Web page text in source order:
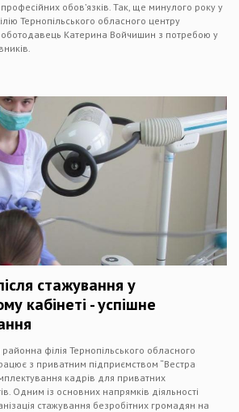
обов’язків. Так, ще минулого року у
Тернопільського обласного центру
Катерина Войчишин з потребою у
стажування у
кабінеті - успішне
філія Тернопільського обласного
з приватним підприємством “Вестра
кадрів для приватних
Одним із основних напрямків діяльності
стажування безробітних громадян на